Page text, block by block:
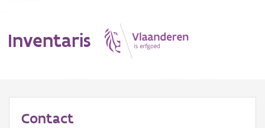
Inventaris
Contact